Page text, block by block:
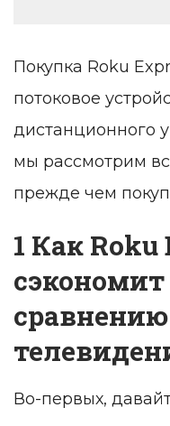
Покупка Roku
потоковое
дистанционного
мы рассмотрим
прежде чем
1 Как Roku
Во-первых,